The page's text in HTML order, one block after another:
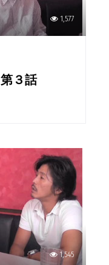
1,577
３話
1,545